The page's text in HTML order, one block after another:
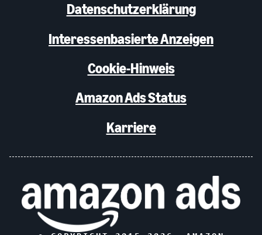
Datenschutzerklärung
Interessenbasierte Anzeigen
Cookie-Hinweis
Amazon Ads Status
Karriere